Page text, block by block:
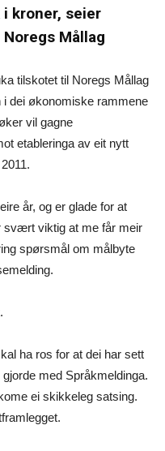
kroner, seier
Mållag
tilskotet til Noregs Mållag
i dei økonomiske rammene
vil gagne
etableringa av eit nytt
år, og er glade for at
svært viktig at me får meir
spørsmål om målbyte
ha ros for at dei har sett
med Språkmeldinga.
ei skikkeleg satsing.